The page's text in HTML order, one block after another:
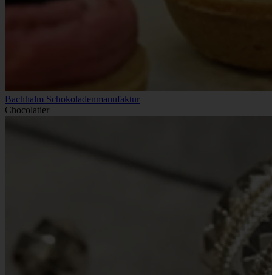
Bachhalm Schokoladenmanufaktur
Chocolatier